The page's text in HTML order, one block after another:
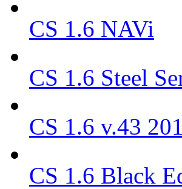
CS 1.6 NAVi
CS 1.6 Steel
CS 1.6 v.43
CS 1.6 Black